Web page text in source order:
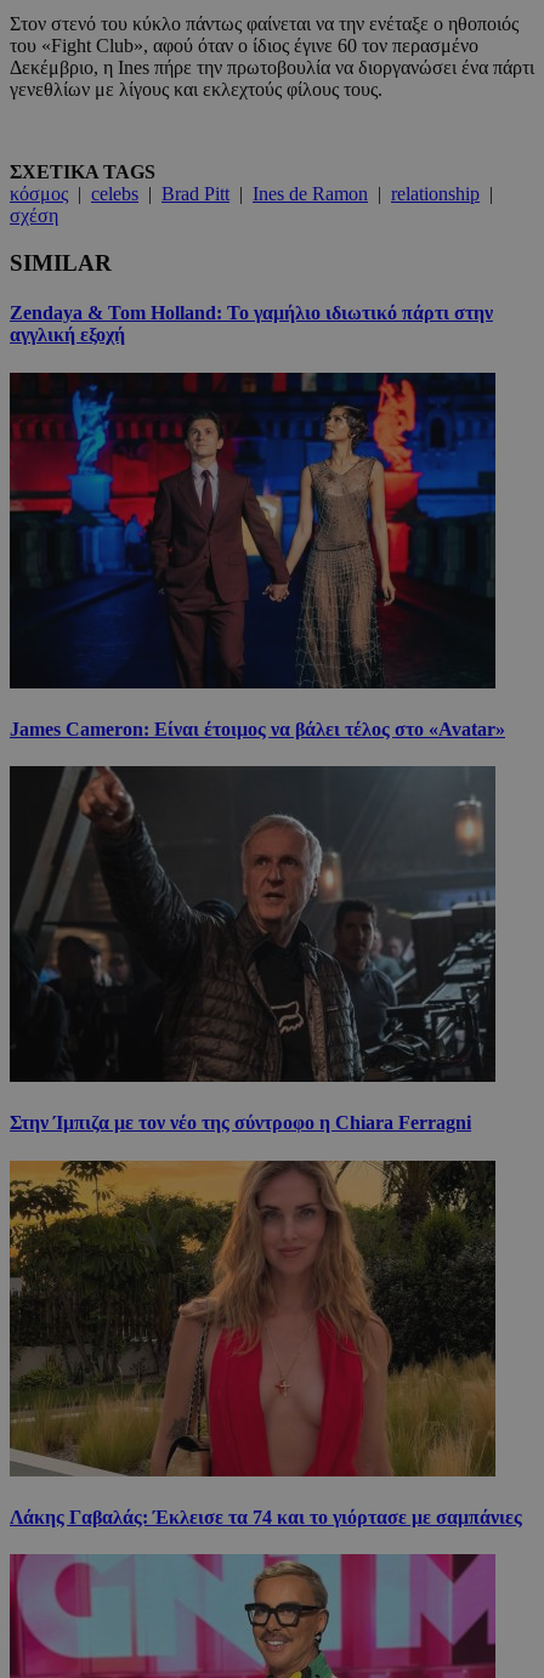
Στον στενό του κύκλο πάντως φαίνεται να την ενέταξε ο ηθοποιός
του «Fight Club», αφού όταν ο ίδιος έγινε 60 τον περασμένο
Δεκέμβριο, η Ines πήρε την πρωτοβουλία να διοργανώσει ένα πάρτι
γενεθλίων με λίγους και εκλεχτούς φίλους τους.
ΣΧΕΤΙΚΑ TAGS
κόσμος | celebs | Brad Pitt| Ines de Ramon | relationship |
σχέση
SIMILAR
Zendaya & Tom Holland: Το γαμήλιο ιδιωτικό πάρτι στην
αγγλική εξοχή
James Cameron: Είναι έτοιμος να βάλει τέλος στο «Avatar»
Στην Ίμπιζα με τον νέο της σύντροφο η Chiara Ferragni
Λάκης Γαβαλάς: Έκλεισε τα 74 και το γιόρτασε με σαμπάνιες